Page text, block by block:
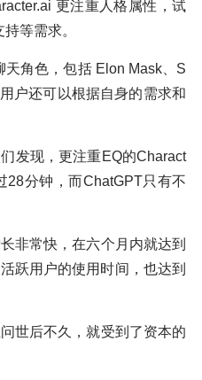
更注重人格属性，试
等需求。
角色，包括 Elon Mask、S
户还可以根据自身的需求和
发现，更注重EQ的Charact
28分钟，而ChatGPT只有不
非常快，在六个月内就达到
跃用户的使用时间，也达到
世后不久，就受到了资本的